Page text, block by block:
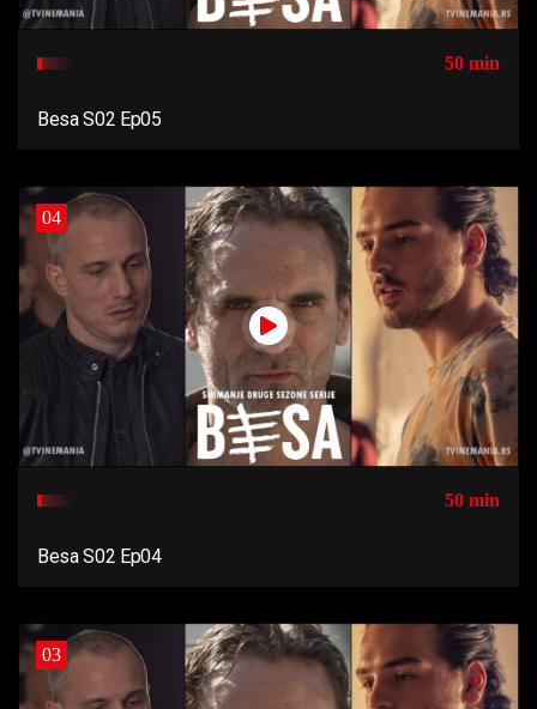
50 min
Besa S02 Ep05
04
50 min
Besa S02 Ep04
03